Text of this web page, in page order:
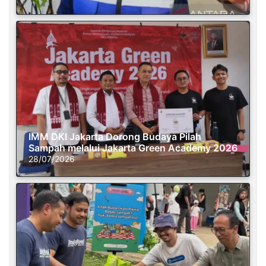
IMM DKI Jakarta Dorong Budaya Pilah
Sampah melalui Jakarta Green Academy 2026
28/07/2026